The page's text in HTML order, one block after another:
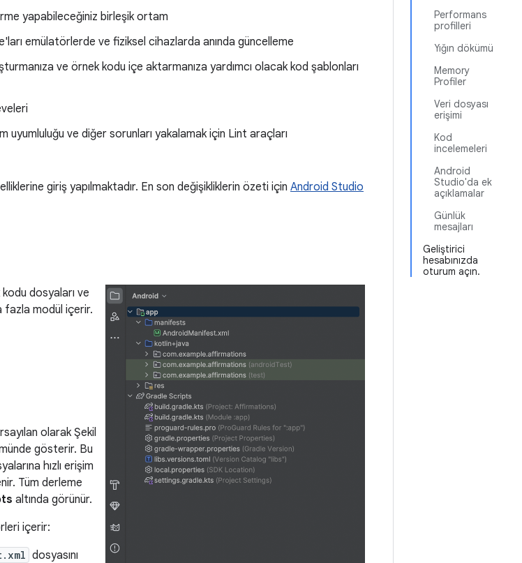
Performans
profilleri
Yığın dökümü
Memory
Profiler
Veri dosyası
erişimi
Kod
incelemeleri
Android
Studio'da ek
açıklamalar
Günlük
mesajları
Geliştirici
hesabınızda
oturum açın.
yapabileceğiniz birleşik ortam
emülatörlerde ve fiziksel cihazlarda anında güncelleme
ve örnek kodu içe aktarmanıza yardımcı olacak kod şablonları
uyumluluğu ve diğer sorunları yakalamak için Lint araçları
giriş yapılmaktadır. En son değişikliklerin özeti için Android Studio
dosyaları ve
fazla modül içerir.
olarak Şekil
gösterir. Bu
hızlı erişim
Tüm derleme
altında görünür.
içerir:
dosyasını